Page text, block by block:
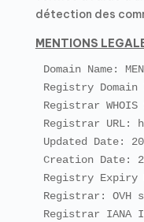
détection des
MENTIONS
Domain Name:
Registry Domain
Registrar
Registrar URL:
Updated Date:
Creation Date:
Registry Expiry
Registrar: OVH
Registrar IANA